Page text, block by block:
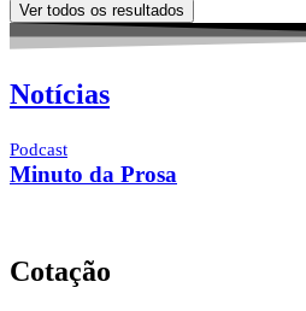
Ver todos os resultados
Notícias
Podcast
Minuto da Prosa
Cotação